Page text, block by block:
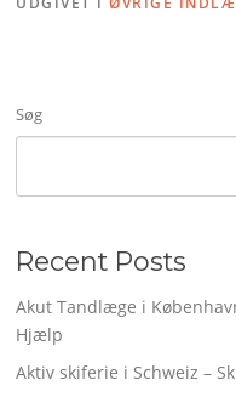
Søg
Recent Posts
Akut Tandlæge i
Hjælp
Aktiv skiferie i Schweiz –